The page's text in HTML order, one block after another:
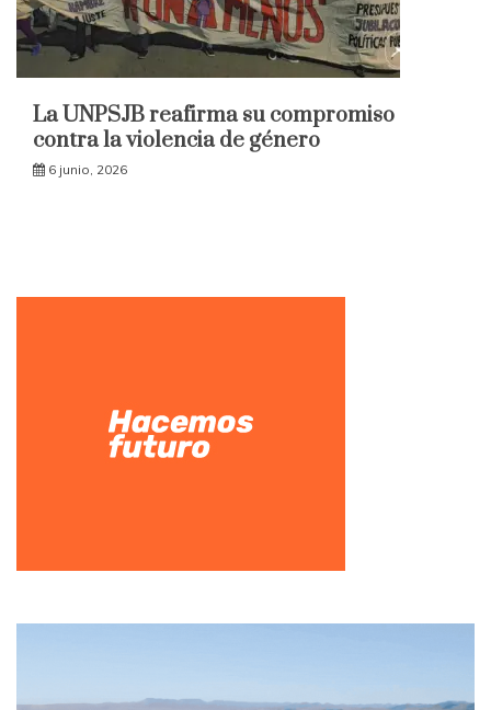
La UNPSJB reafirma su compromiso
contra la violencia de género
6 junio, 2026